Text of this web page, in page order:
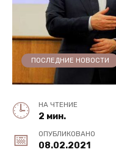
ПОСЛЕДНИЕ НОВОСТИ
НА ЧТЕНИЕ
2 мин.
ОПУБЛИКОВАНО
08.02.2021